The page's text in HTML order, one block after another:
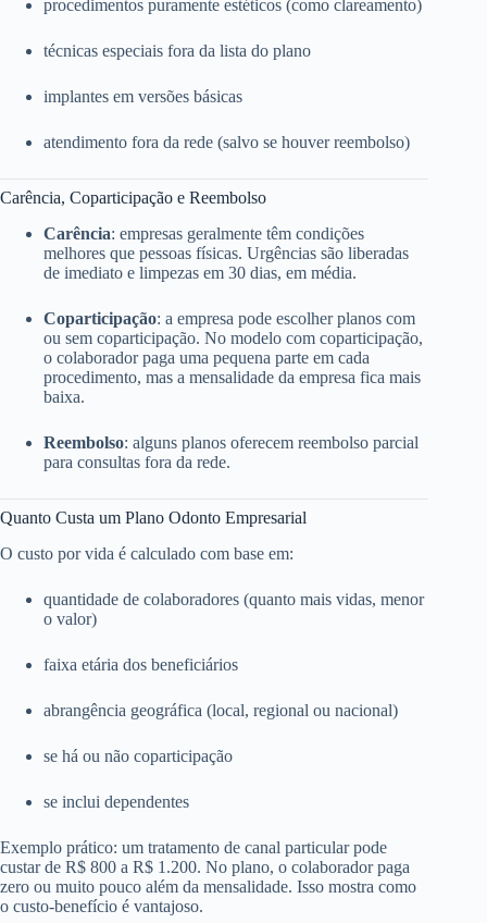
procedimentos puramente estéticos (como clareamento)
técnicas especiais fora da lista do plano
implantes em versões básicas
atendimento fora da rede (salvo se houver reembolso)
Carência, Coparticipação e Reembolso
Carência: empresas geralmente têm condições
melhores que pessoas físicas. Urgências são liberadas
de imediato e limpezas em 30 dias, em média.
Coparticipação: a empresa pode escolher planos com
ou sem coparticipação. No modelo com coparticipação,
o colaborador paga uma pequena parte em cada
procedimento, mas a mensalidade da empresa fica mais
baixa.
Reembolso: alguns planos oferecem reembolso parcial
para consultas fora da rede.
Quanto Custa um Plano Odonto Empresarial
O custo por vida é calculado com base em:
quantidade de colaboradores (quanto mais vidas, menor
o valor)
faixa etária dos beneficiários
abrangência geográfica (local, regional ou nacional)
se há ou não coparticipação
se inclui dependentes
Exemplo prático: um tratamento de canal particular pode
custar de R$ 800 a R$ 1.200. No plano, o colaborador paga
zero ou muito pouco além da mensalidade. Isso mostra como
o custo-benefício é vantajoso.